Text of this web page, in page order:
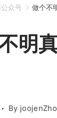
众号 做个不
明
By